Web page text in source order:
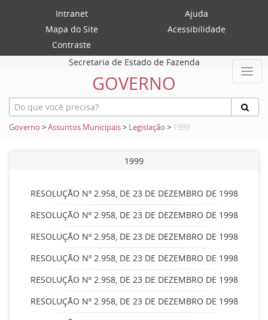
Intranet
Ajuda
Mapa do Site
Acessibilidade
Contraste
Secretaria de Estado de Fazenda
GOVERNO
Governo >Assuntos Municipais> Legislação > 1999
1999
RESOLUÇÃO Nº 2.958, DE 23 DE DEZEMBRO DE 1998
RESOLUÇÃO Nº 2.958, DE 23 DE DEZEMBRO DE 1998
RESOLUÇÃO Nº 2.958, DE 23 DE DEZEMBRO DE 1998
RESOLUÇÃO Nº 2.958, DE 23 DE DEZEMBRO DE 1998
RESOLUÇÃO Nº 2.958, DE 23 DE DEZEMBRO DE 1998
RESOLUÇÃO Nº 2.958, DE 23 DE DEZEMBRO DE 1998